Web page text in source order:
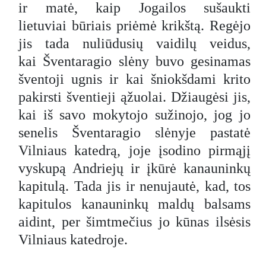
ir matė, kaip Jogailos sušaukti
lietuviai būriais priėmė krikštą. Regėjo
jis tada nuliūdusių vaidilų veidus,
kai Šventaragio slėny buvo gesinamas
šventoji ugnis ir kai šniokšdami krito
pakirsti šventieji ąžuolai. Džiaugėsi jis,
kai iš savo mokytojo sužinojo, jog jo
senelis Šventaragio slėnyje pastatė
Vilniaus katedrą, joje įsodino pirmąjį
vyskupą Andriejų ir įkūrė kanauninkų
kapitulą. Tada jis ir nenujautė, kad, tos
kapitulos kanauninkų maldų balsams
aidint, per šimtmečius jo kūnas ilsėsis
Vilniaus katedroje.